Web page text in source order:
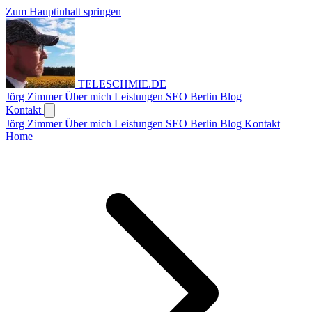
Zum Hauptinhalt springen
TELESCHMIE.DE
Jörg ZimmerÜber mich Leistungen SEO Berlin Blog
Kontakt
Jörg ZimmerÜber mich Leistungen SEO Berlin Blog Kontakt
Home